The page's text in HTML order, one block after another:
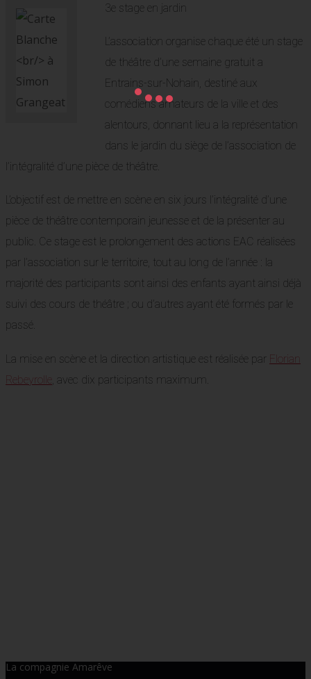
3e stage en jardin
L’association organise chaque été un stage
de théâtre d’une semaine gratuit a
Entrains-sur-Nohain, destiné aux
comédiens amateurs de la ville et des
alentours, donnant lieu a la représentation
dans le jardin du siège de l’association de
l’intégralité d’une pièce de théâtre.
L’objectif est de mettre en scène en six jours l’intégralité d’une
pièce de théâtre contemporain jeunesse et de la présenter au
public. Ce stage est le prolongement des actions EAC réalisées
par l’association sur le territoire, tout au long de l’année : la
majorité des participants sont ainsi des enfants ayant ainsi déjà
suivi des cours de théâtre ; ou d’autres ayant été formés par le
passé.
La mise en scène et la direction artistique est réalisée par Florian
Rebeyrolle
, avec dix participants maximum.
La compagnie Amarêve